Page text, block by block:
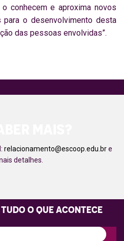
conhecem e aproxima novos
o desenvolvimento desta
das pessoas envolvidas”.
relacionamento@escoop.edu.bre
detalhes.
O QUE ACONTECE